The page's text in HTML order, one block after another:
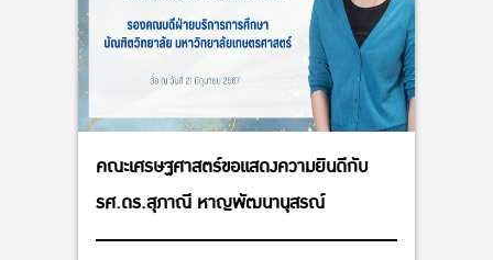
คณะเศรษฐศาสตร์ขอแสดงความยินดีกับ
รศ.ดร.สุภาณี หาญพัฒนานุสรณ์